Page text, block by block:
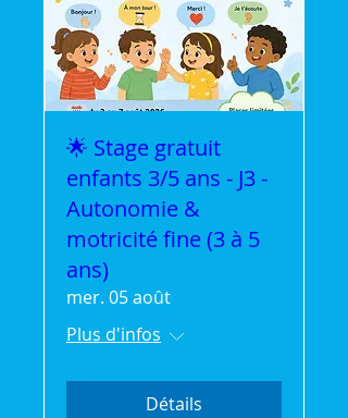
🌟 Stage gratuit
enfants 3/5 ans - J3 -
Autonomie &
motricité fine (3 à 5
ans)
mer. 05 août
Plus d'infos
Détails